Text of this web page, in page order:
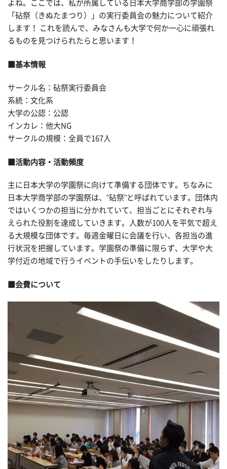
よね。ここでは、私が所属している日本大学商学部の学園祭
「砧祭（きぬたまつり）」の実行委員会の魅力について紹介
します！ これを読んで、みなさんも大学で何か一心に頑張れ
るものを見つけられたらと思います！
■基本情報
サークル名：砧祭実行委員会
系統：文化系
大学の公認：公認
インカレ：他大NG
サークルの規模：全員で167人
■活動内容・活動頻度
主に日本大学の学園祭に向けて準備する団体です。ちなみに
日本大学商学部の学園祭は、"砧祭"と呼ばれています。団体内
ではいくつかの担当に分かれていて、担当ごとにそれぞれ与
えられた役割を達成していきます。人数が100人を平気で超え
る大規模な団体です。毎週金曜日に会議を行い、各担当の進
行状況を把握しています。学園祭の準備に限らず、大学や大
学付近の地域で行うイベントの手伝いをしたりします。
■会費について